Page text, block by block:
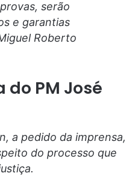
serão
e garantias
Roberto
PM José
a pedido da imprensa,
do processo que